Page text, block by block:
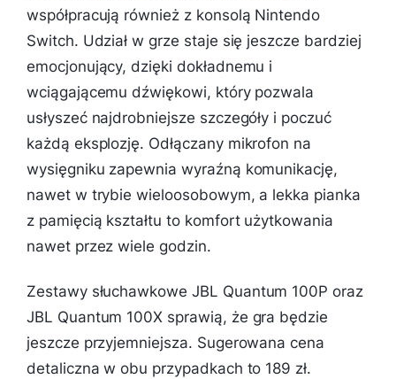
współpracują również z konsolą Nintendo
Switch. Udział w grze staje się jeszcze bardziej
emocjonujący, dzięki dokładnemu i
wciągającemu dźwiękowi, który pozwala
usłyszeć najdrobniejsze szczegóły i poczuć
każdą eksplozję. Odłączany mikrofon na
wysięgniku zapewnia wyraźną komunikację,
nawet w trybie wieloosobowym, a lekka pianka
z pamięcią kształtu to komfort użytkowania
nawet przez wiele godzin.
Zestawy słuchawkowe JBL Quantum 100P oraz
JBL Quantum 100X sprawią, że gra będzie
jeszcze przyjemniejsza. Sugerowana cena
detaliczna w obu przypadkach to 189 zł.